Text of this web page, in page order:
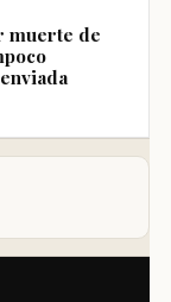
muerte de